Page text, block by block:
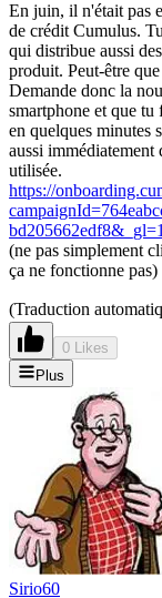
En juin, il n'était pas
de crédit Cumulus.
qui distribue aussi
produit. Peut-être
Demande donc la
smartphone et que
en quelques minutes
aussi immédiatement
utilisée.
https://
bd205662edf8&_gl=1
(ne pas simplement
ça ne fonctionne pas)
(Traduction
0 Likes
Plus
Sirio60